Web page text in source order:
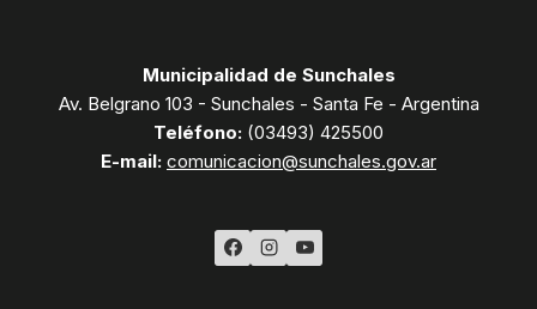
Municipalidad de Sunchales
Av. Belgrano 103 - Sunchales - Santa Fe - Argentina
Teléfono: (03493) 425500
E-mail: comunicacion@sunchales.gov.ar